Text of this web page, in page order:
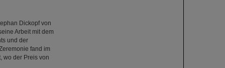
Dickopf von
Arbeit mit dem
und der
fand im
wo der Preis von